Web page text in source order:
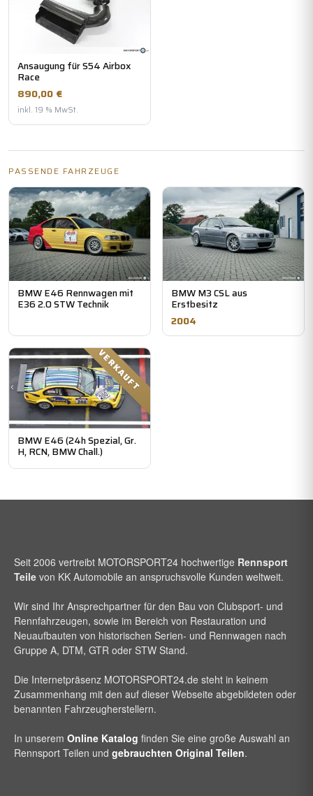
Ansaugung für S54 Airbox
Race
890,00 €
inkl. 19 % MwSt.
PASSENDE FAHRZEUGE
BMW E46 Rennwagen mit
E36 2.0 STW Technik
BMW M3 CSL aus
Erstbesitz
2004
VERKAUFT
BMW E46 (24h Spezial, Gr.
H, RCN, BMW Chall.)
Seit 2006 vertreibt MOTORSPORT24 hochwertige Rennsport
Teile von KK Automobile an anspruchsvolle Kunden weltweit.
Wir sind Ihr Ansprechpartner für den Bau von Clubsport- und
Rennfahrzeugen, sowie im Bereich von Restauration und
Neuaufbauten von historischen Serien- und Rennwagen nach
Gruppe A, DTM, GTR oder STW Stand.
Die Internetpräsenz MOTORSPORT24.de steht in keinem
Zusammenhang mit den auf dieser Webseite abgebildeten oder
benannten Fahrzeugherstellern.
In unserem Online Katalog finden Sie eine große Auswahl an
Rennsport Teilen und gebrauchten Original Teilen.